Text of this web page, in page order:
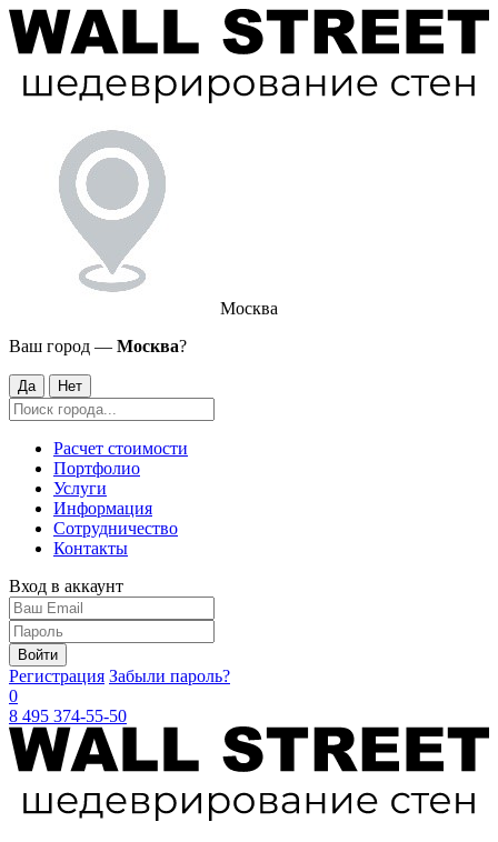
Москва
Ваш город — Москва?
Да Нет
Расчет стоимости
Портфолио
Услуги
Информация
Сотрудничество
Контакты
Вход в аккаунт
Войти
Регистрация Забыли пароль?
0
8 495 374-55-50